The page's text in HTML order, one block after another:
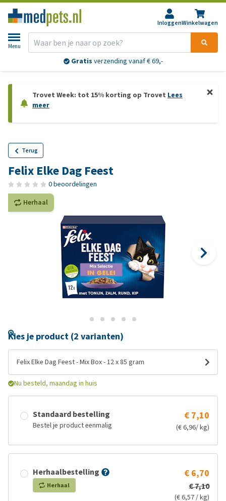
InloggenWinkelwagen
Menu
Gratis verzending vanaf € 69,-
Trovet Week: tot 15% korting op Trovet Lees
meer
Terug
Felix Elke Dag Feest
0 beoordelingen
Herhaal
Kies je product (2 varianten)
Felix Elke Dag Feest - Mix Box - 12 x 85 gram
Nu besteld, maandag in huis
Standaard bestelling
Bestel je product eenmalig
€ 7,10
(€ 6,96/ kg)
Herhaalbestelling
Herhaal
€ 6,70
€ 7,10
(€ 6,57 / kg)